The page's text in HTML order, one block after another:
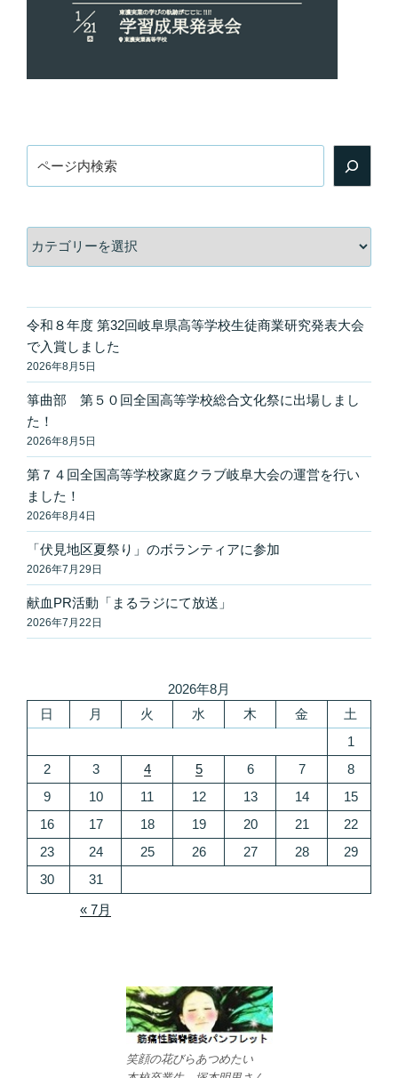
テ
ー
令和８年度 第32回岐阜県高等学校生徒商業研究発表大会
で入賞しました
2026年8月5日
箏曲部 第５０回全国高等学校総合文化祭に出場しまし
た！
2026年8月5日
第７４回全国高等学校家庭クラブ岐阜大会の運営を行い
ました！
2026年8月4日
「伏見地区夏祭り」のボランティアに参加
2026年7月29日
献血PR活動「まるラジにて放送」
2026年7月22日
2026年8月
日
月 火 水 木 金
土
1
2
3 4 5 6 7
8
9
10 11 12 13 14
15
16
17 18 19 20 21
22
23
24 25 26 27 28
29
30
31
« 7月
笑顔の花びらあつめたい